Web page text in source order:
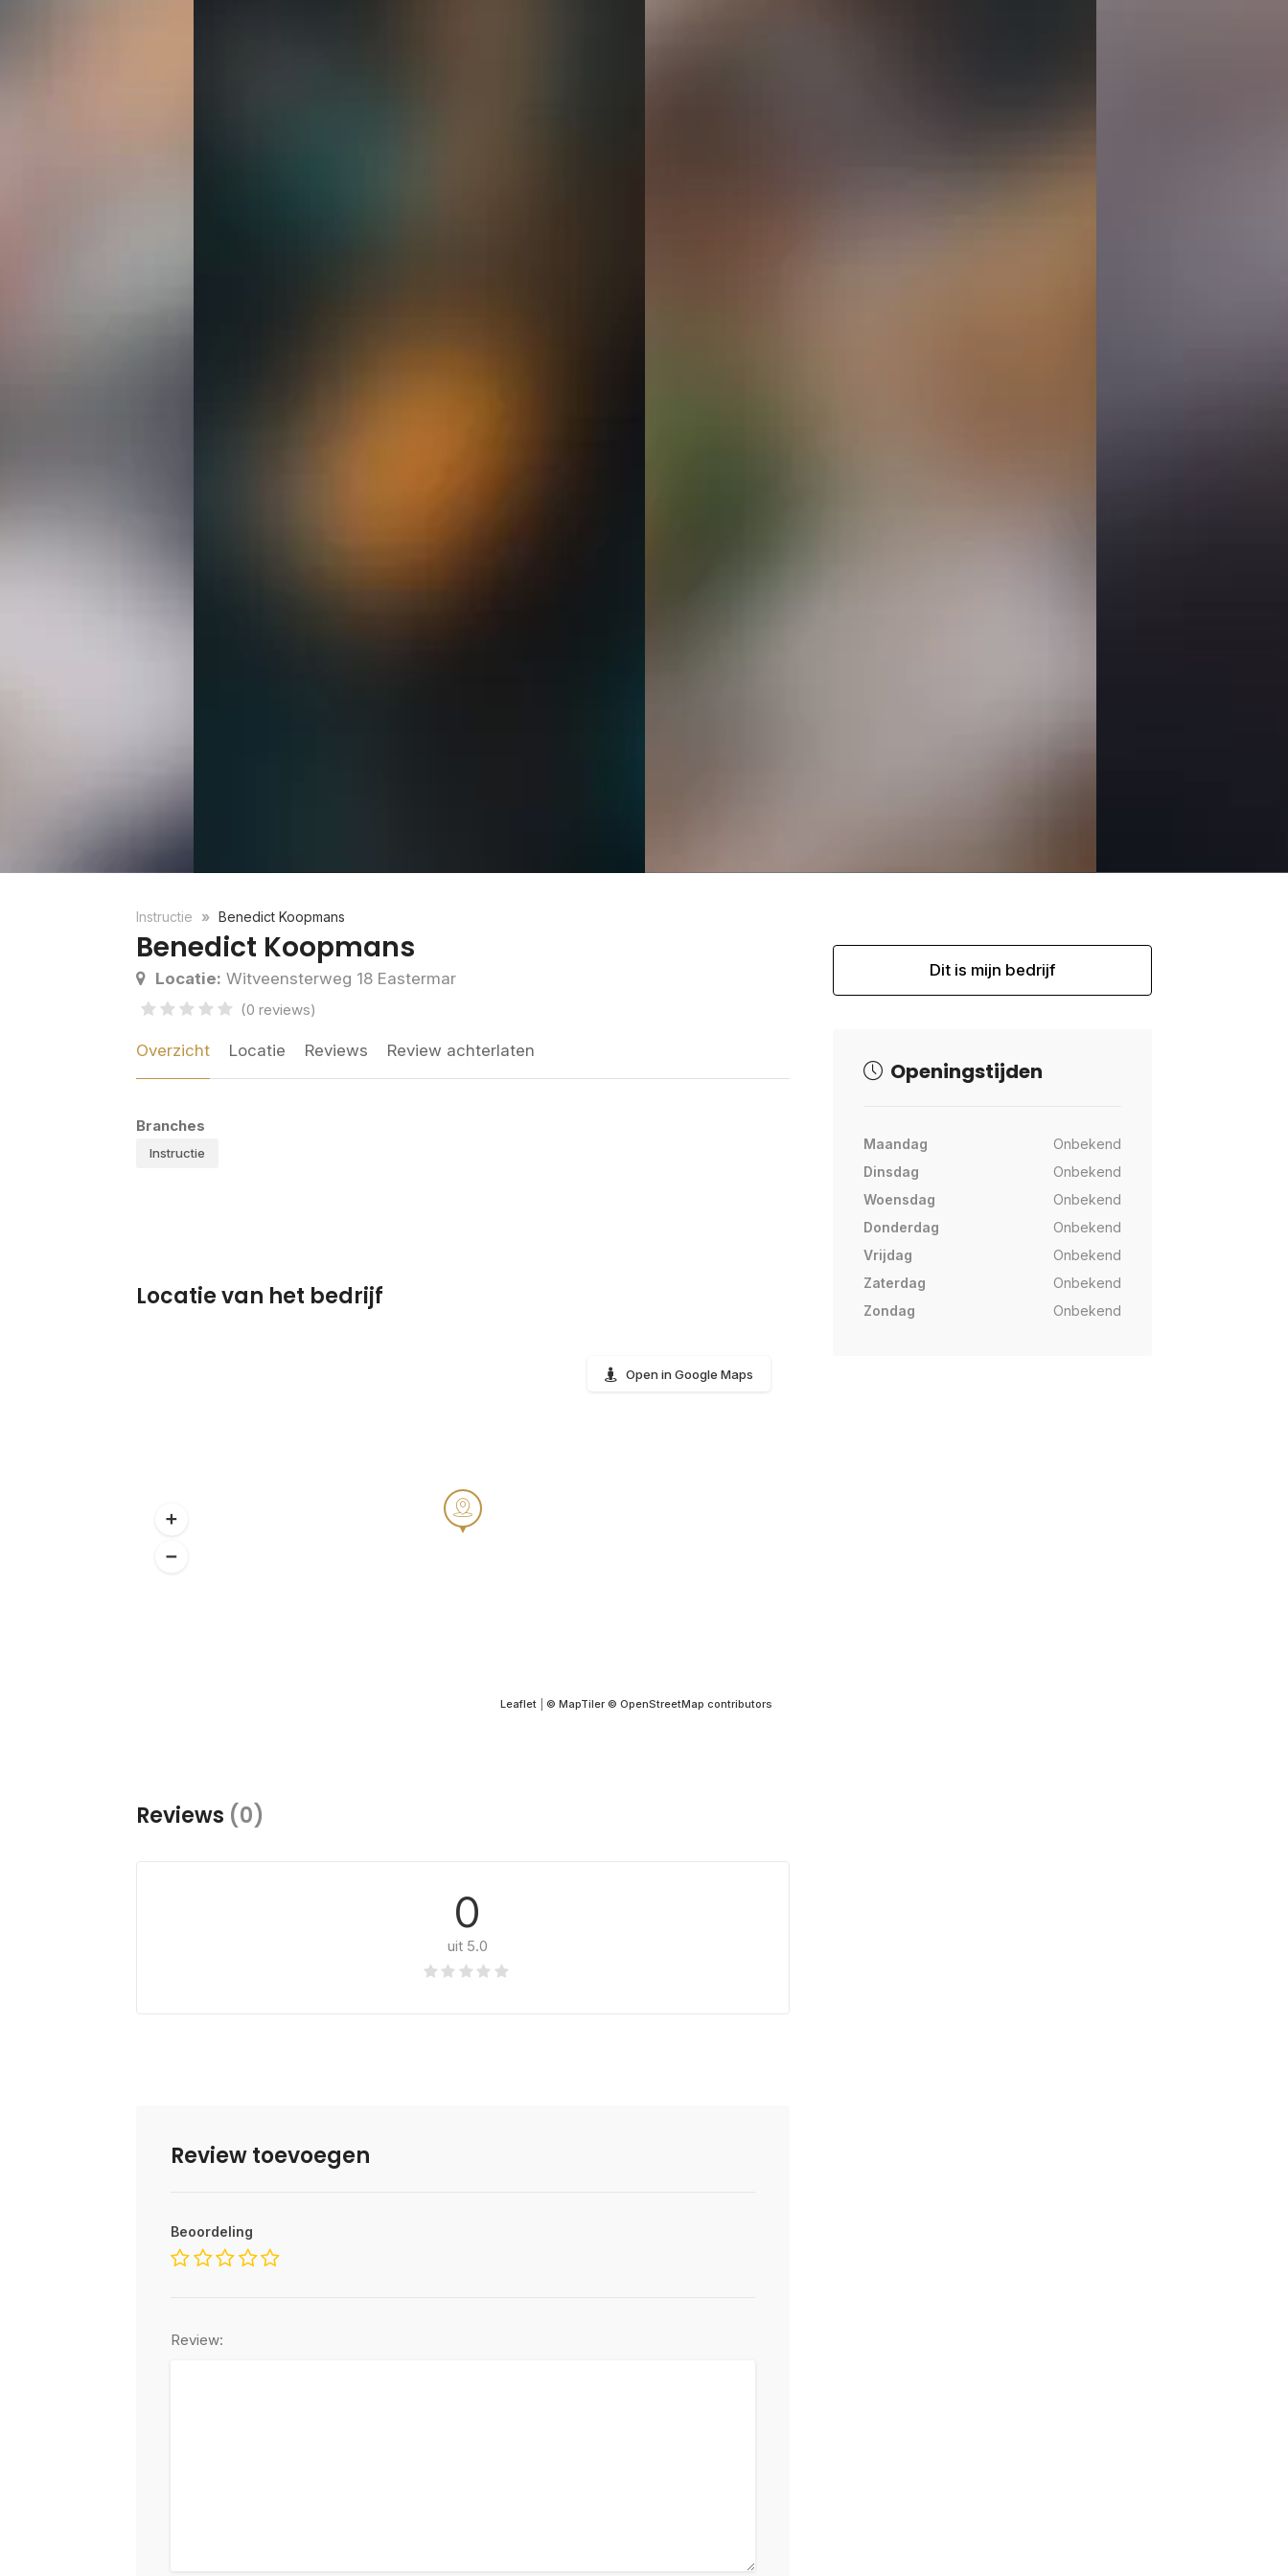
Instructie Benedict Koopmans
Benedict Koopmans
Locatie: Witveensterweg 18 Eastermar
(0 reviews)
Overzicht Locatie Reviews Review achterlaten
Branches
Instructie
Locatie van het bedrijf
Leaflet| © MapTiler © OpenStreetMap contributors
Open in Google Maps
Reviews (0)
0
uit 5.0
Review toevoegen
Beoordeling
Review:
Dit is mijn bedrijf
Openingstijden
Maandag
Onbekend
Dinsdag
Onbekend
Woensdag
Onbekend
Donderdag
Onbekend
Vrijdag
Onbekend
Zaterdag
Onbekend
Zondag
Onbekend